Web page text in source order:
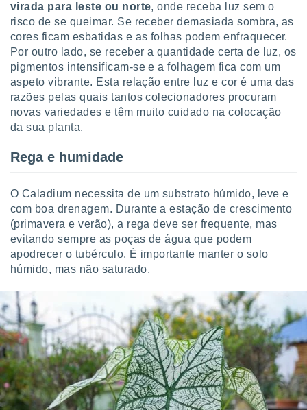
através
estudos
1199
virada para leste ou norte, onde receba luz sem o
risco de se queimar. Se receber demasiada sombra, as
cores ficam esbatidas e as folhas podem enfraquecer.
Por outro lado, se receber a quantidade certa de luz, os
pigmentos intensificam-se e a folhagem fica com um
aspeto vibrante. Esta relação entre luz e cor é uma das
razões pelas quais tantos colecionadores procuram
novas variedades e têm muito cuidado na colocação
da sua planta.
Rega e humidade
O Caladium necessita de um substrato húmido, leve e
com boa drenagem. Durante a estação de crescimento
(primavera e verão), a rega deve ser frequente, mas
evitando sempre as poças de água que podem
apodrecer o tubérculo. É importante manter o solo
húmido, mas não saturado.